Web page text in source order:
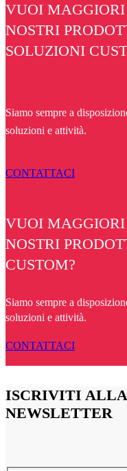
VUOI
NOSTRI
SOLUZIONI
Siamo sempre a
soluzioni e attività.
CONTATTACI
VUOI
NOSTRI
CUSTOM?
Siamo sempre a
soluzioni e attività.
CONTATTACI
ISCRIVITI ALLA
NEWSLETTER